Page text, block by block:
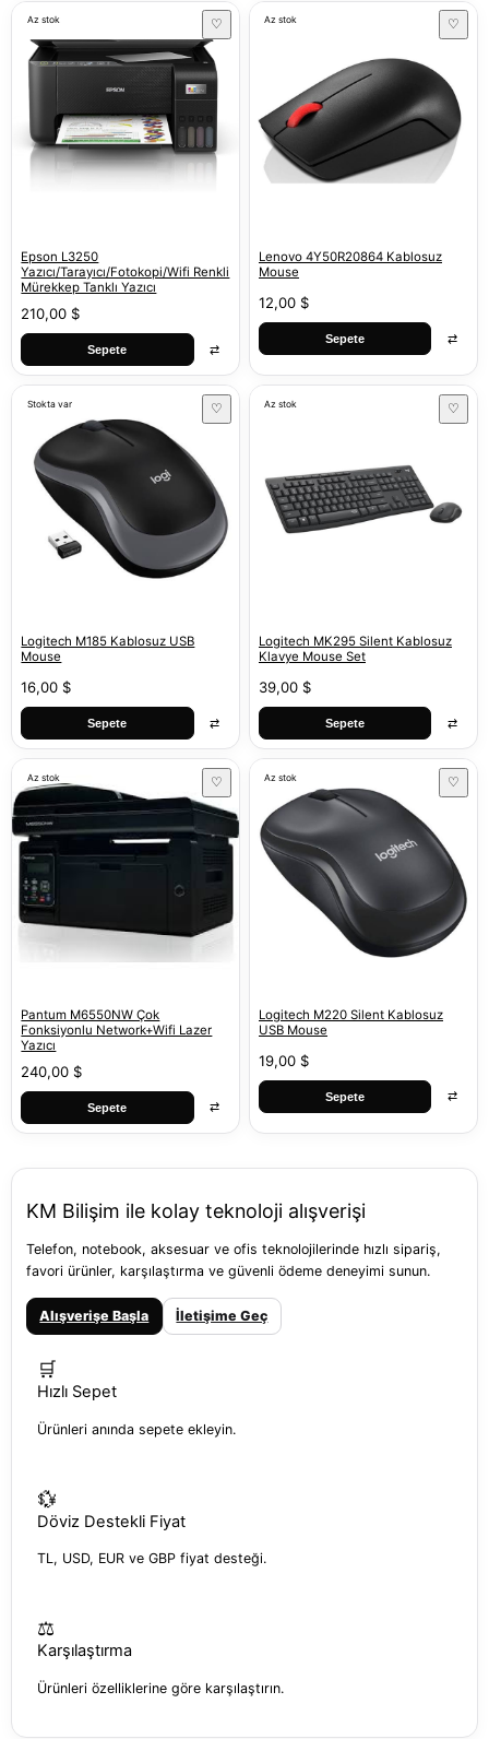
Az stok ♡
Epson L3250
Yazıcı/Tarayıcı/Fotokopi/Wifi Renkli
Mürekkep Tanklı Yazıcı
210,00 $
Sepete ⇄
Az stok ♡
Lenovo 4Y50R20864 Kablosuz
Mouse
12,00 $
Sepete ⇄
Stokta var ♡
Logitech M185 Kablosuz USB
Mouse
16,00 $
Sepete ⇄
Az stok ♡
Logitech MK295 Silent Kablosuz
Klavye Mouse Set
39,00 $
Sepete ⇄
Az stok ♡
Pantum M6550NW Çok
Fonksiyonlu Network+Wifi Lazer
Yazıcı
240,00 $
Sepete ⇄
Az stok ♡
Logitech M220 Silent Kablosuz
USB Mouse
19,00 $
Sepete ⇄
KM Bilişim ile kolay teknoloji alışverişi
Telefon, notebook, aksesuar ve ofis teknolojilerinde hızlı sipariş,
favori ürünler, karşılaştırma ve güvenli ödeme deneyimi sunun.
Alışverişe Başla İletişime Geç
🛒
Hızlı Sepet
Ürünleri anında sepete ekleyin.
💱
Döviz Destekli Fiyat
TL, USD, EUR ve GBP fiyat desteği.
⚖️
Karşılaştırma
Ürünleri özelliklerine göre karşılaştırın.